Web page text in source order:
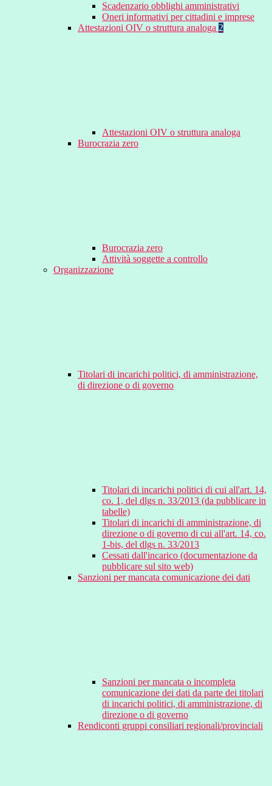
Scadenzario obblighi amministrativi
Oneri informativi per cittadini e imprese
Attestazioni OIV o struttura analoga 2
Attestazioni OIV o struttura analoga
Burocrazia zero
Burocrazia zero
Attività soggette a controllo
Organizzazione
Titolari di incarichi politici, di amministrazione,
di direzione o di governo
Titolari di incarichi politici di cui all'art. 14,
co. 1, del dlgs n. 33/2013 (da pubblicare in
tabelle)
Titolari di incarichi di amministrazione, di
direzione o di governo di cui all'art. 14, co.
1-bis, del dlgs n. 33/2013
Cessati dall'incarico (documentazione da
pubblicare sul sito web)
Sanzioni per mancata comunicazione dei dati
Sanzioni per mancata o incompleta
comunicazione dei dati da parte dei titolari
di incarichi politici, di amministrazione, di
direzione o di governo
Rendiconti gruppi consiliari regionali/provinciali